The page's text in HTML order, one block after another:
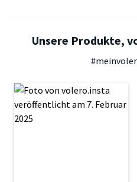
Unsere Produkte,